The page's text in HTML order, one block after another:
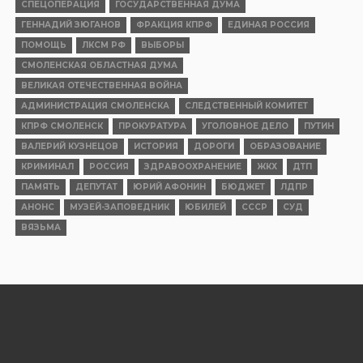
СПЕЦОПЕРАЦИЯ
ГОСУДАРСТВЕННАЯ ДУМА
ГЕННАДИЙ ЗЮГАНОВ
ФРАКЦИЯ КПРФ
ЕДИНАЯ РОССИЯ
ПОМОЩЬ
ЛКСМ РФ
ВЫБОРЫ
СМОЛЕНСКАЯ ОБЛАСТНАЯ ДУМА
ВЕЛИКАЯ ОТЕЧЕСТВЕННАЯ ВОЙНА
АДМИНИСТРАЦИЯ СМОЛЕНСКА
СЛЕДСТВЕННЫЙ КОМИТЕТ
КПРФ СМОЛЕНСК
ПРОКУРАТУРА УГОЛОВНОЕ ДЕЛО
ПУТИН
ВАЛЕРИЙ КУЗНЕЦОВ
ИСТОРИЯ ДОРОГИ
ОБРАЗОВАНИЕ
КРИМИНАЛ
РОССИЯ ЗДРАВООХРАНЕНИЕ ЖКХ
ДТП
ПАМЯТЬ
ДЕПУТАТ ЮРИЙ АФОНИН БЮДЖЕТ
ЛДПР
АНОНС
МУЗЕЙ-ЗАПОВЕДНИК ЮБИЛЕЙ СССР
СУД
ВЯЗЬМА